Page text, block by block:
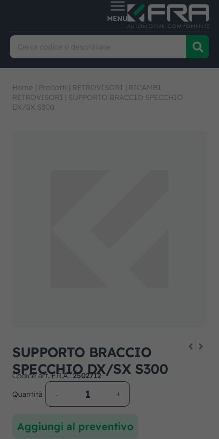
Home | Prodotti | RETROVISORI | RICAMBI
RETROVISORI | SUPPORTO BRACCIO SPECCHIO
DX/SX S300
SUPPORTO BRACCIO
SPECCHIO DX/SX S300
Codice art. F.R.A.:2502712
Quantità
Aggiungi al preventivo